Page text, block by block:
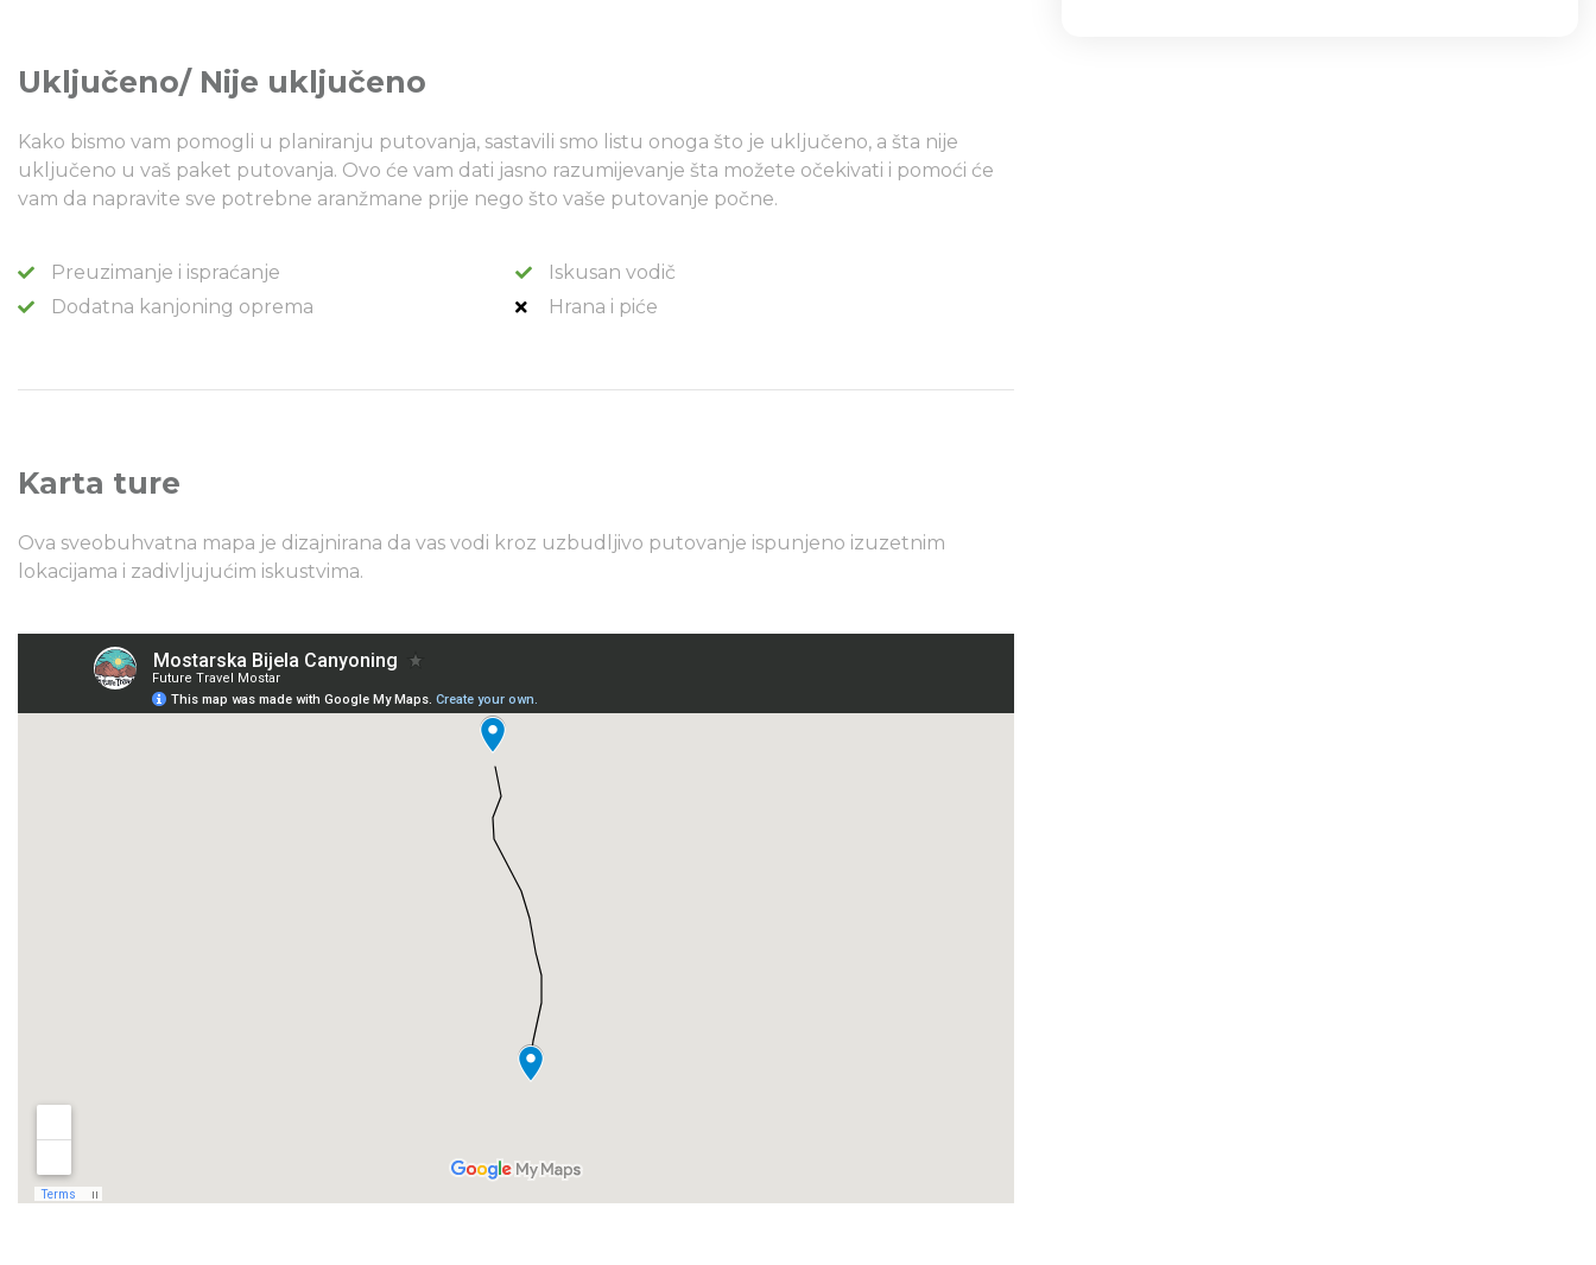
Uključeno/ Nije uključeno
Kako bismo vam pomogli u planiranju putovanja, sastavili smo listu onoga što je uključeno, a šta nije
uključeno u vaš paket putovanja. Ovo će vam dati jasno razumijevanje šta možete očekivati i pomoći će
vam da napravite sve potrebne aranžmane prije nego što vaše putovanje počne.
Preuzimanje i ispraćanje
Dodatna kanjoning oprema
Iskusan vodič
Hrana i piće
Karta ture
Ova sveobuhvatna mapa je dizajnirana da vas vodi kroz uzbudljivo putovanje ispunjeno izuzetnim
lokacijama i zadivljujućim iskustvima.